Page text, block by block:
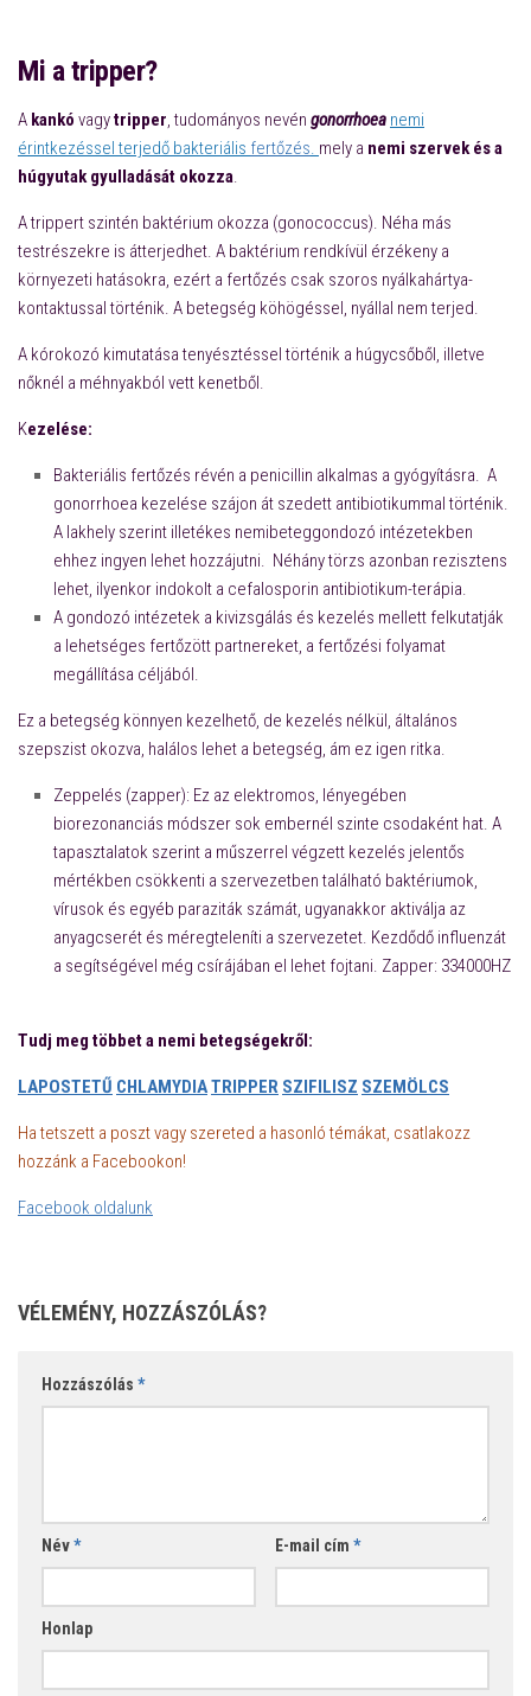
Mi a tripper?
A kankó vagytripper, tudományos nevén gonorrhoea nemi
érintkezéssel terjedő bakteriális fertőzés. mely a nemi szervek és a
húgyutak gyulladását okozza.
A trippert szintén baktérium okozza (gonococcus). Néha más
testrészekre is átterjedhet. A baktérium rendkívül érzékeny a
környezeti hatásokra, ezért a fertőzés csak szoros nyálkahártya-
kontaktussal történik. A betegség köhögéssel, nyállal nem terjed.
A kórokozó kimutatása tenyésztéssel történik a húgycsőből, illetve
nőknél a méhnyakból vett kenetből.
Kezelése:
Bakteriális fertőzés révén a penicillin alkalmas a gyógyításra. A
gonorrhoea kezelése szájon át szedett antibiotikummal történik.
A lakhely szerint illetékes nemibeteggondozó intézetekben
ehhez ingyen lehet hozzájutni. Néhány törzs azonban rezisztens
lehet, ilyenkor indokolt a cefalosporin antibiotikum-terápia.
A gondozó intézetek a kivizsgálás és kezelés mellett felkutatják
a lehetséges fertőzött partnereket, a fertőzési folyamat
megállítása céljából.
Ez a betegség könnyen kezelhető, de kezelés nélkül, általános
szepszist okozva, halálos lehet a betegség, ám ez igen ritka.
Zeppelés (zapper): Ez az elektromos, lényegében
biorezonanciás módszer sok embernél szinte csodaként hat. A
tapasztalatok szerint a műszerrel végzett kezelés jelentős
mértékben csökkenti a szervezetben található baktériumok,
vírusok és egyéb paraziták számát, ugyanakkor aktiválja az
anyagcserét és méregteleníti a szervezetet. Kezdődő influenzát
a segítségével még csírájában el lehet fojtani. Zapper: 334000HZ
Tudj meg többet a nemi betegségekről:
LAPOSTETŰ CHLAMYDIATRIPPER SZIFILISZ SZEMÖLCS
Ha tetszett a poszt vagy szereted a hasonló témákat, csatlakozz
hozzánk a Facebookon!
Facebook oldalunk
VÉLEMÉNY, HOZZÁSZÓLÁS?
Hozzászólás *
Név* E-mail cím *
Honlap